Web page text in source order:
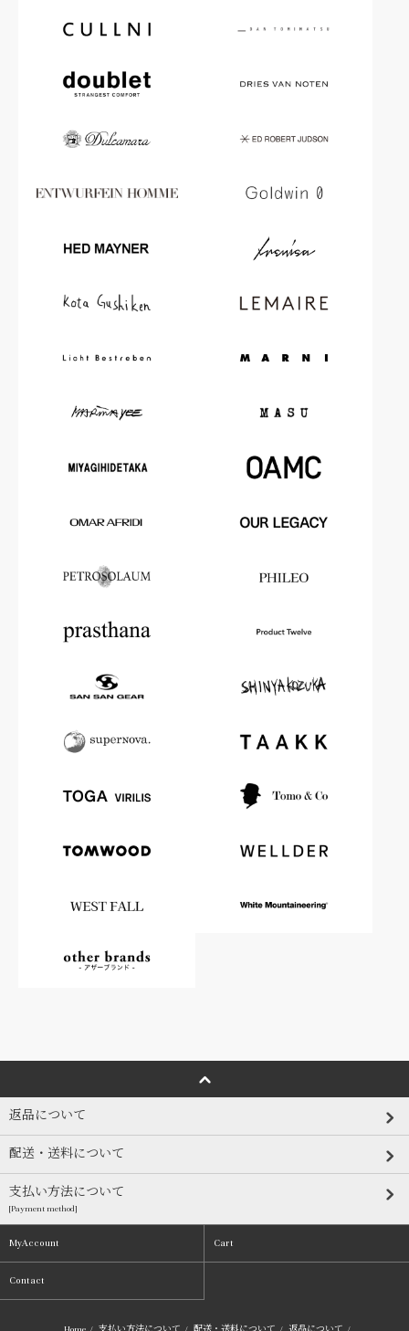
返品について
配送・送料について
支払い方法について
[Payment method]
MyAccount Cart
Contact
Home / 支払い方法について / 配送・送料について / 返品について /